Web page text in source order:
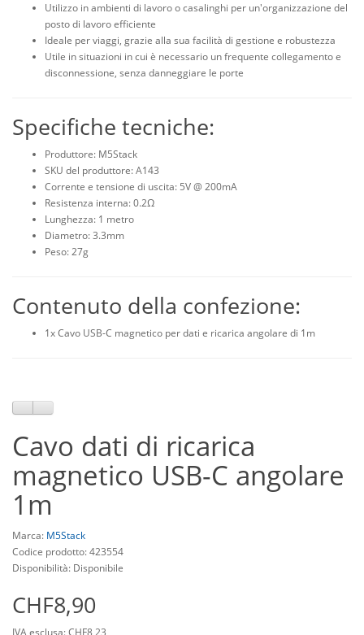
Utilizzo in ambienti di lavoro o casalinghi per un'organizzazione del
posto di lavoro efficiente
Ideale per viaggi, grazie alla sua facilità di gestione e robustezza
Utile in situazioni in cui è necessario un frequente collegamento e
disconnessione, senza danneggiare le porte
Specifiche tecniche:
Produttore: M5Stack
SKU del produttore: A143
Corrente e tensione di uscita: 5V @ 200mA
Resistenza interna: 0.2Ω
Lunghezza: 1 metro
Diametro: 3.3mm
Peso: 27g
Contenuto della confezione:
1x Cavo USB-C magnetico per dati e ricarica angolare di 1m
Cavo dati di ricarica
magnetico USB-C angolare
1m
Marca: M5Stack
Codice prodotto: 423554
Disponibilità: Disponibile
CHF8,90
IVA esclusa: CHF8,23